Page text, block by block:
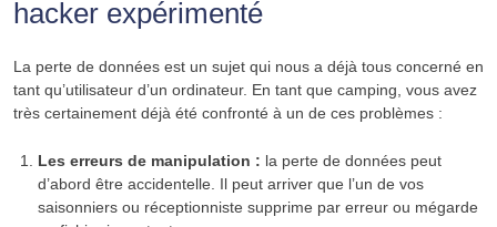
hacker expérimenté
La perte de données est un sujet qui nous a déjà tous concerné en
tant qu’utilisateur d’un ordinateur. En tant que camping, vous avez
très certainement déjà été confronté à un de ces problèmes :
Les erreurs de manipulation : la perte de données peut
d’abord être accidentelle. Il peut arriver que l’un de vos
saisonniers ou réceptionniste supprime par erreur ou mégarde